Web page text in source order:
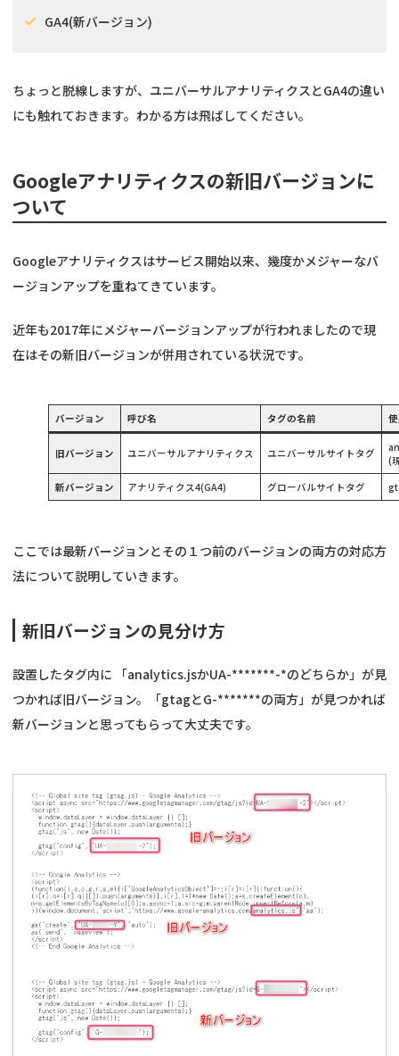
GA4(新バージョン)
ちょっと脱線しますが、ユニバーサルアナリティクスとGA4の違い
にも触れておきます。わかる方は飛ばしてください。
Googleアナリティクスの新旧バージョンに
ついて
Googleアナリティクスはサービス開始以来、幾度かメジャーなバ
ージョンアップを重ねてきています。
近年も2017年にメジャーバージョンアップが行われましたので現
在はその新旧バージョンが併用されている状況です。
バージョン 呼び名 タグの名前
旧バージョン ユニバーサルアナリティクス ユニバーサルサイトタグ
(
新バージョン
アナリティクス4(GA4) グローバルサイトタグ
ここでは最新バージョンとその１つ前のバージョンの両方の対応方
法について説明していきます。
新旧バージョンの見分け方
設置したタグ内に 「analytics.jsかUA-*******-*のどちらか」が見
つかれば旧バージョン。「gtagとG-*******の両方」が見つかれば
新バージョンと思ってもらって大丈夫です。